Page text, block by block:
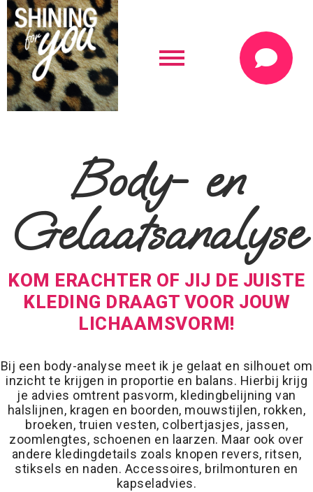
Body- en
Gelaatsanalyse
KOM ERACHTER OF JIJ DE JUISTE
KLEDING DRAAGT VOOR JOUW
LICHAAMSVORM!
Bij een body-analyse meet ik je gelaat en silhouet om
inzicht te krijgen in proportie en balans. Hierbij krijg
je advies omtrent pasvorm, kledingbelijning van
halslijnen, kragen en boorden, mouwstijlen, rokken,
broeken, truien vesten, colbertjasjes, jassen,
zoomlengtes, schoenen en laarzen. Maar ook over
andere kledingdetails zoals knopen revers, ritsen,
stiksels en naden. Accessoires, brilmonturen en
kapseladvies.